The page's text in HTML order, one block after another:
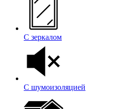
С зеркалом
С шумоизоляцией